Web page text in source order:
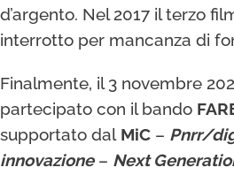
d’argento. Nel 2017 il terzo
interrotto per mancanza di
Finalmente, il 3 novembre
partecipato con il bando
supportato dal MiC – Pnrr/
innovazione– Next